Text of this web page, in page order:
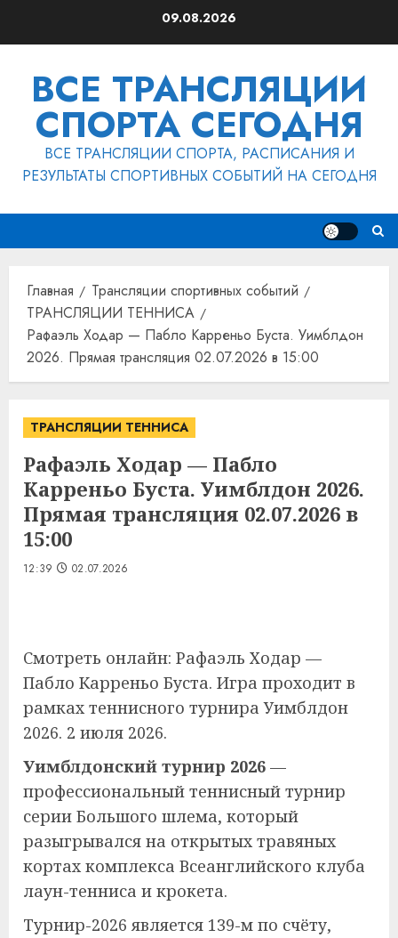
09.08.2026
ВСЕ ТРАНСЛЯЦИИ
СПОРТА СЕГОДНЯ
ВСЕ ТРАНСЛЯЦИИ СПОРТА, РАСПИСАНИЯ И
РЕЗУЛЬТАТЫ СПОРТИВНЫХ СОБЫТИЙ НА СЕГОДНЯ
Главная
Трансляции спортивных событий
ТРАНСЛЯЦИИ ТЕННИСА
Рафаэль Ходар — Пабло Карреньо Буста. Уимблдон
2026. Прямая трансляция 02.07.2026 в 15:00
ТРАНСЛЯЦИИ ТЕННИСА
Рафаэль Ходар — Пабло
Карреньо Буста. Уимблдон 2026.
Прямая трансляция 02.07.2026 в
15:00
12:39 02.07.2026
Смотреть онлайн: Рафаэль Ходар —
Пабло Карреньо Буста. Игра проходит в
рамках теннисного турнира Уимблдон
2026. 2 июля 2026.
Уимблдонский турнир 2026 —
профессиональный теннисный турнир
серии Большого шлема, который
разыгрывался на открытых травяных
кортах комплекса Всеанглийского клуба
лаун-тенниса и крокета.
Турнир-2026 является 139-м по счёту,